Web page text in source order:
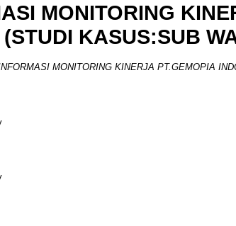
MONITORING
(STUDI KASUS:SUB
MONITORING KINERJA PT.GEMOPIA